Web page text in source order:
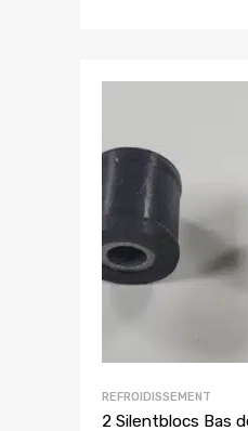
REFROIDISSEMENT
2 Silentblocs Bas